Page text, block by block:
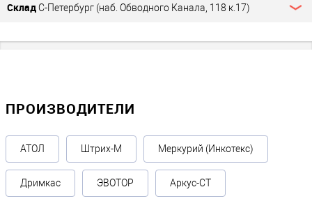
СкладС-Петербург (наб. Обводного Канала, 118 к.17)
ПРОИЗВОДИТЕЛИ
АТОЛ Штрих-М Меркурий (Инкотекс)
Дримкас ЭВОТОР Аркус-СТ